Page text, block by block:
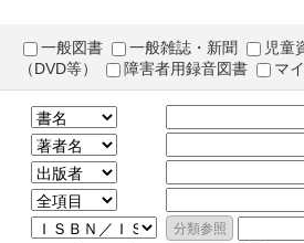
一般図書 一般雑誌・新聞
児童
（DVD等）
障害者用録音図書 マ